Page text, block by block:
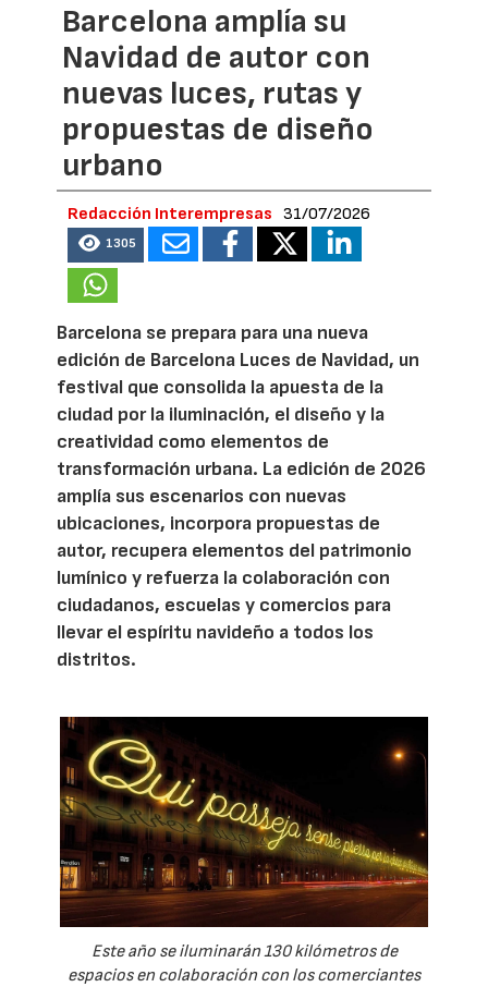
Barcelona amplía su
Navidad de autor con
nuevas luces, rutas y
propuestas de diseño
urbano
Redacción Interempresas 31/07/2026
1305
Barcelona se prepara para una nueva
edición de Barcelona Luces de Navidad, un
festival que consolida la apuesta de la
ciudad por la iluminación, el diseño y la
creatividad como elementos de
transformación urbana. La edición de 2026
amplía sus escenarios con nuevas
ubicaciones, incorpora propuestas de
autor, recupera elementos del patrimonio
lumínico y refuerza la colaboración con
ciudadanos, escuelas y comercios para
llevar el espíritu navideño a todos los
distritos.
Este año se iluminarán 130 kilómetros de
espacios en colaboración con los comerciantes